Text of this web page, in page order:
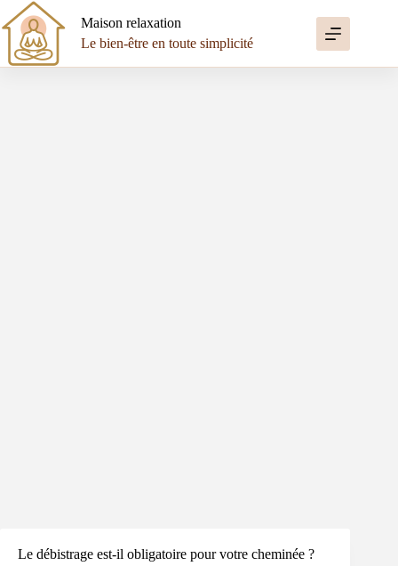
Passer
au
contenu
Maison relaxation
Le bien-être en toute simplicité
Le débistrage est-il obligatoire pour votre cheminée ?